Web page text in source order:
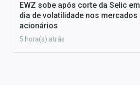
EWZ sobe após corte da Selic em
dia de volatilidade nos mercados
acionários
5 hora(s) atrás